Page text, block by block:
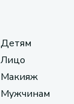
Детям
Лицо
Макияж
Мужчинам